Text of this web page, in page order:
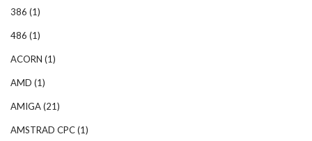
386 (1)
486 (1)
ACORN (1)
AMD (1)
AMIGA(21)
AMSTRAD CPC(1)